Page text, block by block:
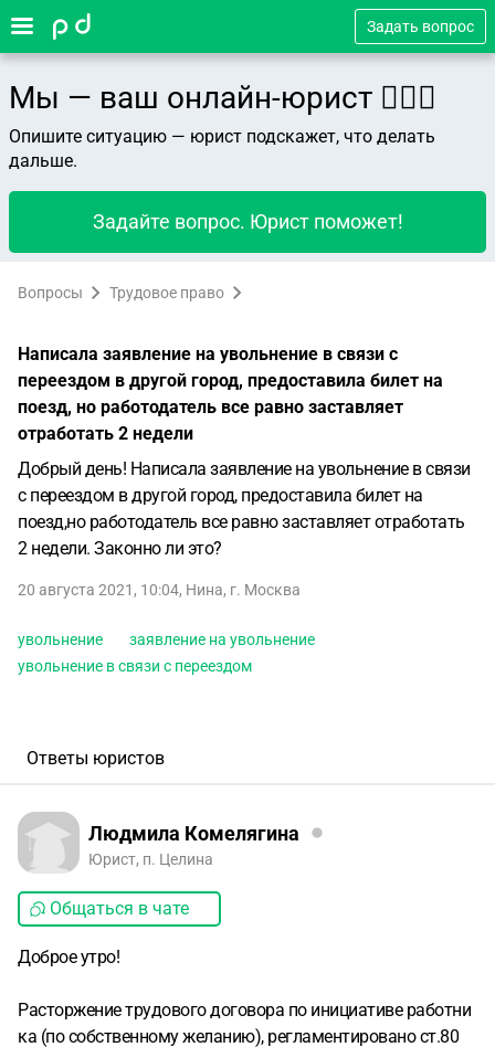
Задать вопрос
Мы — ваш онлайн-юрист 👨🏻‍⚖️
Опишите ситуацию — юрист подскажет, что делать
дальше.
Задайте вопрос. Юрист поможет!
Вопросы Трудовое право
Написала заявление на увольнение в связи с
переездом в другой город, предоставила билет на
поезд, но работодатель все равно заставляет
отработать 2 недели
Добрый день! Написала заявление на увольнение в связи
с переездом в другой город, предоставила билет на
поезд,но работодатель все равно заставляет отработать
2 недели. Законно ли это?
20 августа 2021, 10:04, Нина, г. Москва
увольнение
заявление на увольнение
увольнение в связи с переездом
Ответы юристов
Людмила Комелягина
Юрист, п. Целина
Общаться в чате
Доброе утро!
Расторжение трудового договора по инициативе работни
ка (по собственному желанию), регламентировано ст.80